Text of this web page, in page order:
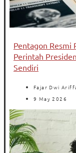
Pentagon Resmi
Perintah
Sendiri
Fajar Dwi
9 May 2026